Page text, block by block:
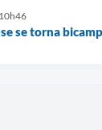
se torna